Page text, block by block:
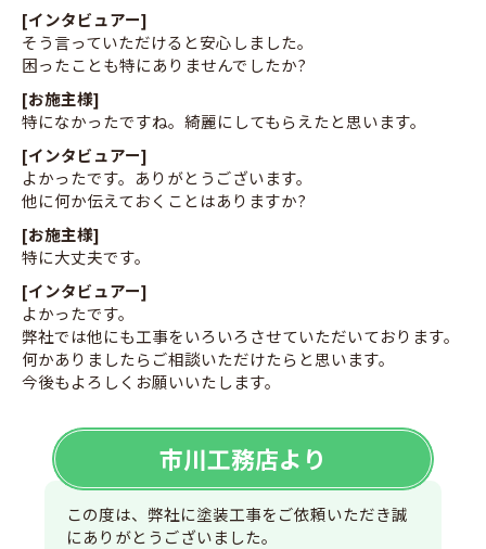
[インタビュアー]
そう言っていただけると安心しました。
困ったことも特にありませんでしたか?
[お施主様]
特になかったですね。綺麗にしてもらえたと思います。
[インタビュアー]
よかったです。ありがとうございます。
他に何か伝えておくことはありますか?
[お施主様]
特に大丈夫です。
[インタビュアー]
よかったです。
弊社では他にも工事をいろいろさせていただいております。
何かありましたらご相談いただけたらと思います。
今後もよろしくお願いいたします。
市川工務店より
この度は、弊社に塗装工事をご依頼いただき誠
にありがとうございました。